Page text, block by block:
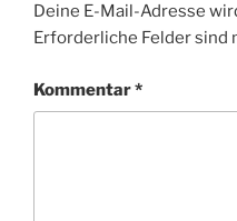
Deine E-Mail-Adresse
Erforderliche Felder sind
Kommentar*